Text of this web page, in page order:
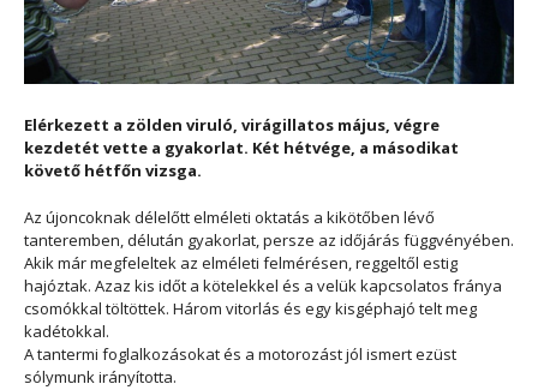
Elérkezett a zölden viruló, virágillatos május, végre
kezdetét vette a gyakorlat. Két hétvége, a másodikat
követő hétfőn vizsga.
Az újoncoknak délelőtt elméleti oktatás a kikötőben lévő
tanteremben, délután gyakorlat, persze az időjárás függvényében.
Akik már megfeleltek az elméleti felmérésen, reggeltől estig
hajóztak. Azaz kis időt a kötelekkel és a velük kapcsolatos fránya
csomókkal töltöttek. Három vitorlás és egy kisgéphajó telt meg
kadétokkal.
A tantermi foglalkozásokat és a motorozást jól ismert ezüst
sólymunk irányította.